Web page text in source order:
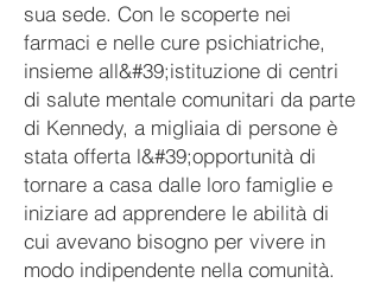
sua sede. Con le scoperte nei
farmaci e nelle cure psichiatriche,
insieme all&#39;istituzione di centri
di salute mentale comunitari da parte
di Kennedy, a migliaia di persone è
stata offerta l&#39;opportunità di
tornare a casa dalle loro famiglie e
iniziare ad apprendere le abilità di
cui avevano bisogno per vivere in
modo indipendente nella comunità.